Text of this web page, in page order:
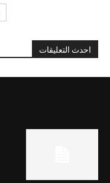
احدث التعليقات